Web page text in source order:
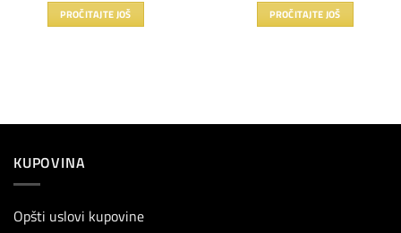
PROČITAJTE JOŠ PROČITAJTE JOŠ
KUPOVINA
Opšti uslovi kupovine